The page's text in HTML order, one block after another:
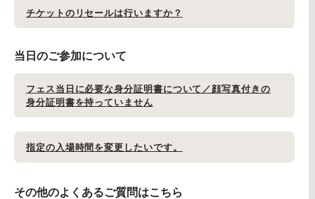
チケットのリセールは行いますか？
当日のご参加について
フェス当日に必要な身分証明書について／顔写真付きの
身分証明書を持っていません
指定の入場時間を変更したいです。
その他のよくあるご質問はこちら